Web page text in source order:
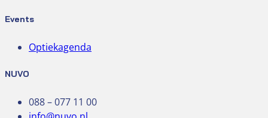
Events
Optiekagenda
NUVO
088 – 077 11 00